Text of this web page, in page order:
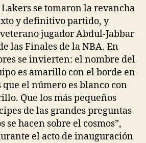
se tomaron la revancha
y definitivo partido, y
jugador Abdul-Jabbar
las Finales de la NBA. En
se invierten: el nombre del
es amarillo con el borde en
el número es blanco con
Que los más pequeños
de las grandes preguntas
se hacen sobre el cosmos”,
el acto de inauguración